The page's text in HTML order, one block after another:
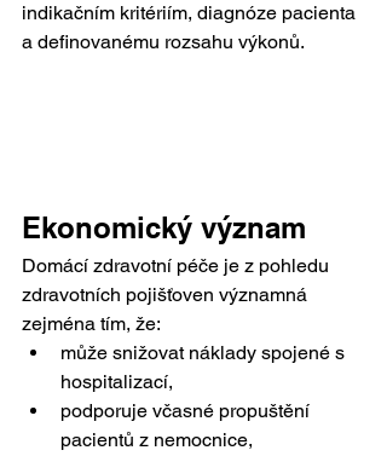
indikačním kritériím, diagnóze pacienta
a definovanému rozsahu výkonů.
Ekonomický význam
Domácí zdravotní péče je z pohledu
zdravotních pojišťoven významná
zejména tím, že:
může snižovat náklady spojené s
hospitalizací,
podporuje včasné propuštění
pacientů z nemocnice,